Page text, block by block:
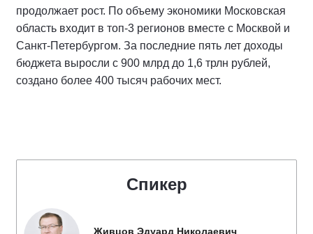
продолжает рост. По объему экономики Московская
область входит в топ-3 регионов вместе с Москвой и
Санкт-Петербургом. За последние пять лет доходы
бюджета выросли с 900 млрд до 1,6 трлн рублей,
создано более 400 тысяч рабочих мест.
Спикер
Живцов Эдуард Николаевич